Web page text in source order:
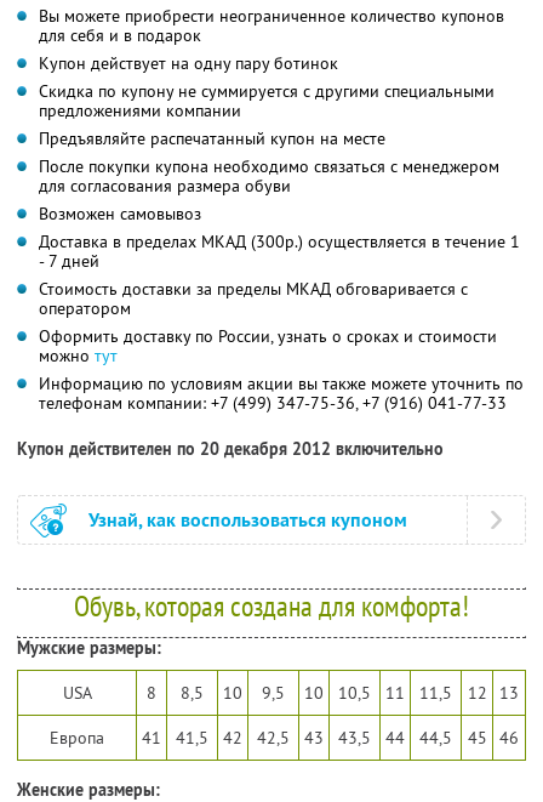
Вы можете приобрести неограниченное количество купонов
для себя и в подарок
Купон действует на одну пару ботинок
Скидка по купону не суммируется с другими специальными
предложениями компании
Предъявляйте распечатанный купон на месте
После покупки купона необходимо связаться с менеджером
для согласования размера обуви
Возможен самовывоз
Доставка в пределах МКАД (300р.) осуществляется в течение 1
- 7 дней
Стоимость доставки за пределы МКАД обговаривается с
оператором
Оформить доставку по России, узнать о сроках и стоимости
можно тут
Информацию по условиям акции вы также можете уточнить по
телефонам компании: +7 (499) 347-75-36, +7 (916) 041-77-33
Купон действителен по 20 декабря 2012 включительно
Узнай, как воспользоваться купоном
Обувь, которая создана для комфорта!
Мужские размеры:
USA 8 8,5 10 9,5 10 10,5 11 11,5 12 13
Европа 41 41,5 42 42,5 43 43,5 44 44,5 45 46
Женские размеры: